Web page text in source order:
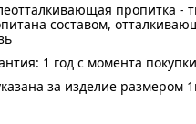
пропитка -
составом,
1 год с момента покупки
за изделие размером